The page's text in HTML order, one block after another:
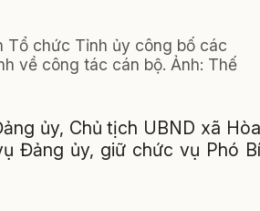
Tổ chức Tỉnh ủy công bố các
về công tác cán bộ. Ảnh: Thế
ủy, Chủ tịch UBND xã Hòa
Đảng ủy, giữ chức vụ Phó Bí